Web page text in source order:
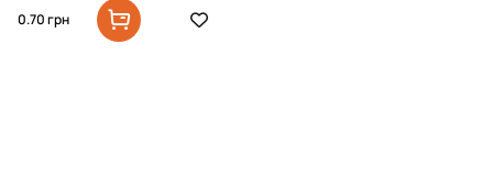
0.70грн